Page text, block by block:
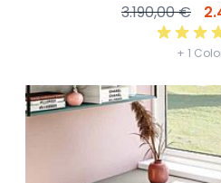
3.190,00 €
+ 1